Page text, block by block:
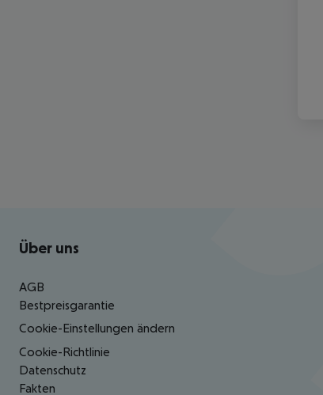
Footer navigation
Über uns
AGB
Bestpreisgarantie
Cookie-Einstellungen ändern
Cookie-Richtlinie
Datenschutz
Fakten